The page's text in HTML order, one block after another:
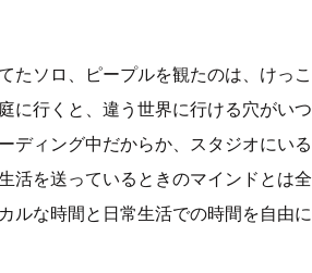
たソロ、ピープルを観たのは、けっこ
に行くと、違う世界に行ける穴がいつ
ディング中だからか、スタジオにいる
活を送っているときのマインドとは全
ルな時間と日常生活での時間を自由に